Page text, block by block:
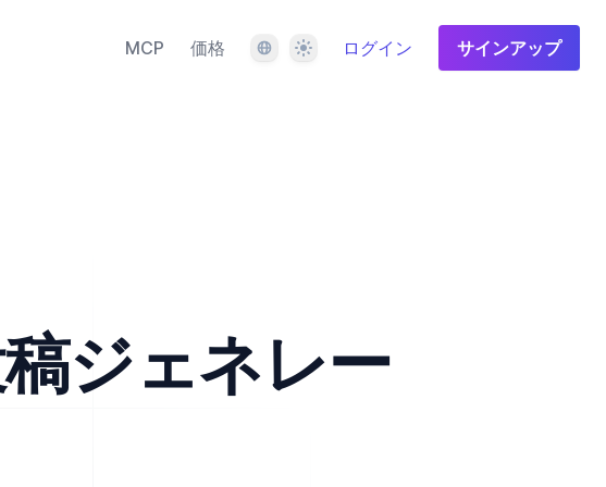
MCP 価格 言語 テーマ ログイン サインアップ
ジェネレー